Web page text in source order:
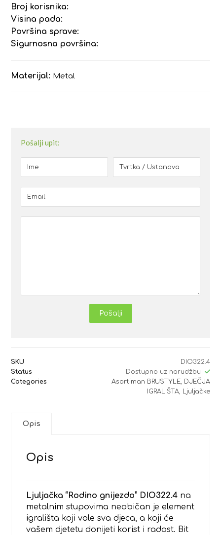
Broj korisnika:
Visina pada:
Površina sprave:
Sigurnosna površina:
Materijal: Metal
Pošalji upit:
Pošalji
SKU
DIO322.4
Status
Dostupno uz narudžbu
Categories
Asortiman BRUSTYLE, DJEČJA
IGRALIŠTA, Ljuljačke
Opis
Opis
Ljuljačka “Rodino gnijezdo” DIO322.4 na
metalnim stupovima neobičan je element
igrališta koji vole sva djeca, a koji će
vašem djetetu donijeti korist i radost. Bit